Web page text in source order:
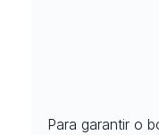
Para garantir o